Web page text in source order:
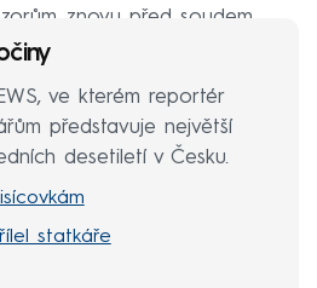
znovu před soudem.
ve kterém reportér
představuje největší
desetiletí v Česku.
statkáře